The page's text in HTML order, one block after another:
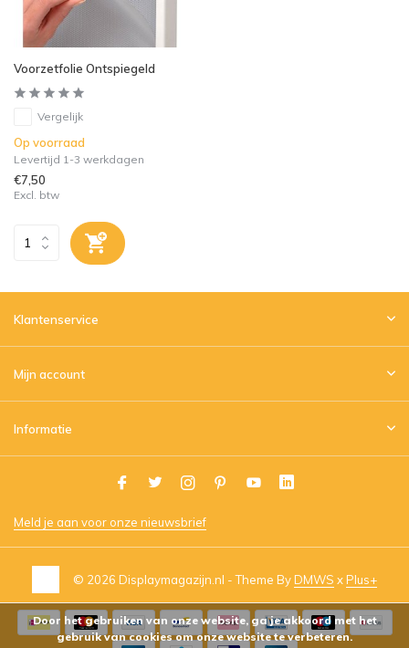
Voorzetfolie Ontspiegeld
Vergelijk
Op voorraad
Levertijd 1-3 werkdagen
€7,50
Excl. btw
Klantenservice
Mijn account
Informatie
Meld je aan voor onze nieuwsbrief
© 2026 Displaymagazijn.nl - Theme ByDMWS xPlus+
Door het gebruiken van onze website, ga je akkoord met het
gebruik van cookies om onze website te verbeteren.